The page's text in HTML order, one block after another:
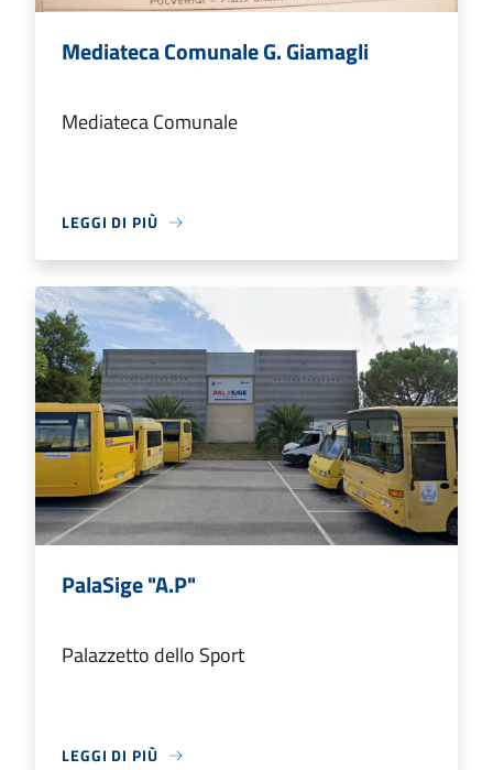
Mediateca Comunale G. Giamagli
Mediateca Comunale
LEGGI DI PIÙ
PalaSige "A.P"
Palazzetto dello Sport
LEGGI DI PIÙ